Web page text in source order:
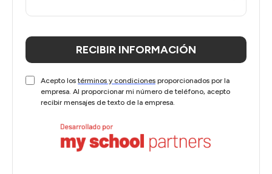
RECIBIR INFORMACIÓN
Acepto lostérminos y condiciones proporcionados por la
empresa. Al proporcionar mi número de teléfono, acepto
recibir mensajes de texto de la empresa.